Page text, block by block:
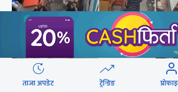
ताजा अपडेट ट्रेन्डिङ